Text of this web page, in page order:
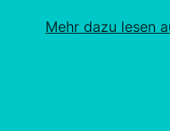
Mehr dazu lesen